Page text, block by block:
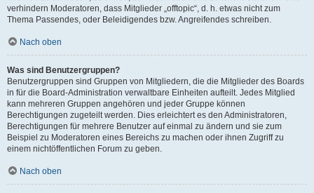
verhindern Moderatoren, dass Mitglieder „offtopic“, d. h. etwas nicht zum
Thema Passendes, oder Beleidigendes bzw. Angreifendes schreiben.
Nach oben
Was sind Benutzergruppen?
Benutzergruppen sind Gruppen von Mitgliedern, die die Mitglieder des Boards
in für die Board-Administration verwaltbare Einheiten aufteilt. Jedes Mitglied
kann mehreren Gruppen angehören und jeder Gruppe können
Berechtigungen zugeteilt werden. Dies erleichtert es den Administratoren,
Berechtigungen für mehrere Benutzer auf einmal zu ändern und sie zum
Beispiel zu Moderatoren eines Bereichs zu machen oder ihnen Zugriff zu
einem nichtöffentlichen Forum zu geben.
Nach oben